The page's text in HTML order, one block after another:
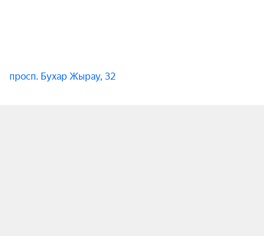
просп. Бухар Жырау, 32